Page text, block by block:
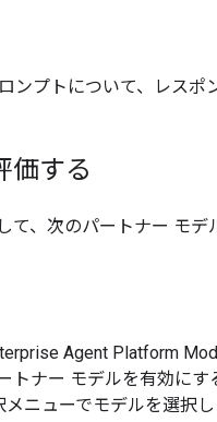
ンプトについて、レスポ
価する
て、次のパートナー モデ
Agent Platform
トナー モデルを有効に
ニューでモデルを選択し